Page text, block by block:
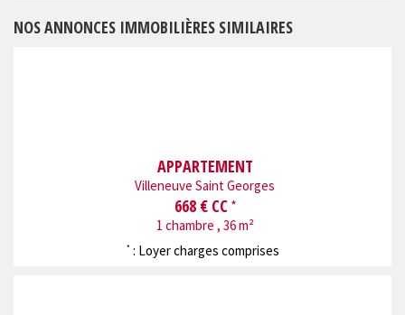
NOS ANNONCES IMMOBILIÈRES SIMILAIRES
APPARTEMENT
Villeneuve Saint Georges
668 € CC *
1 chambre , 36 m²
* : Loyer charges comprises